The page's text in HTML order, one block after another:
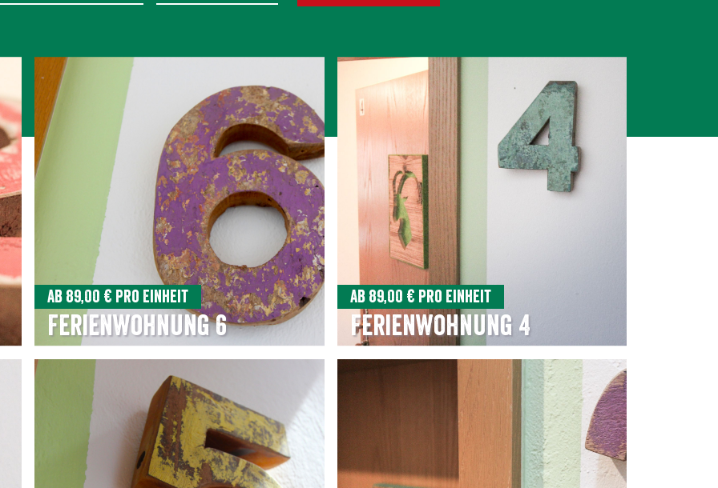
Ab 89,00 € pro Einheit
Ferienwohnung 6
Ab 89,00 € pro Einheit
Ferienwohnung 4